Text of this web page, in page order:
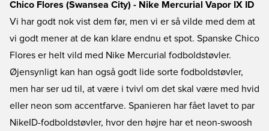
Chico Flores (Swansea City) - Nike Mercurial Vapor IX ID
Vi har godt nok vist dem før, men vi er så vilde med dem at
vi godt mener at de kan klare endnu et spot. Spanske Chico
Flores er helt vild med Nike Mercurial fodboldstøvler.
Øjensynligt kan han også godt lide sorte fodboldstøvler,
men har ser ud til, at være i tvivl om det skal være med hvid
eller neon som accentfarve. Spanieren har fået lavet to par
NikeID-fodboldstøvler, hvor den højre har et neon-swoosh